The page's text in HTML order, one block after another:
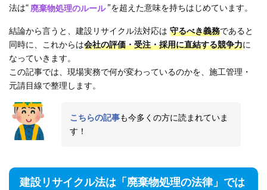
法は“ 廃棄物処理のルール ”を超えた意味を持ちはじめています。
結論から言うと、建設リサイクル法対応は 守るべき義務であると
同時に、これからは会社の評価・受注・採用に直結する競争力に
なっていきます。
この記事では、現場実務で何が変わっているのかを、施工管理・
元請目線で整理します。
こちらの記事も今多くの方に読まれていま
す！
建設リサイクル法は「廃棄物処理の法律」では